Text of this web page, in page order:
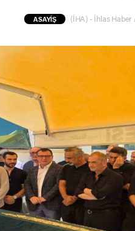
ASAYİŞ (İHA) - İhlas Haber